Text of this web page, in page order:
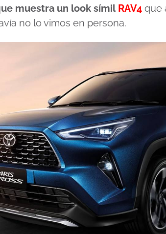
muestra un look símil RAV4 que
no lo vimos en persona.